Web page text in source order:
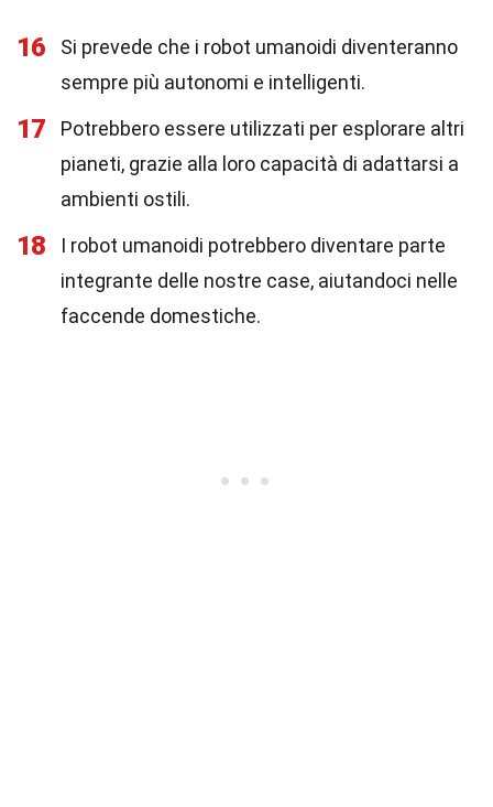
16
Si prevede che i robot umanoidi diventeranno
sempre più autonomi e intelligenti.
17
Potrebbero essere utilizzati per esplorare altri
pianeti, grazie alla loro capacità di adattarsi a
ambienti ostili.
18
I robot umanoidi potrebbero diventare parte
integrante delle nostre case, aiutandoci nelle
faccende domestiche.